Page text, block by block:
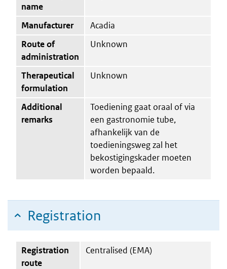
name
Manufacturer
Acadia
Route of
administration
Unknown
Therapeutical
formulation
Unknown
Additional
remarks
Toediening gaat oraal of via
een gastronomie tube,
afhankelijk van de
toedieningsweg zal het
bekostigingskader moeten
worden bepaald.
Registration
Registration
route
Centralised (EMA)